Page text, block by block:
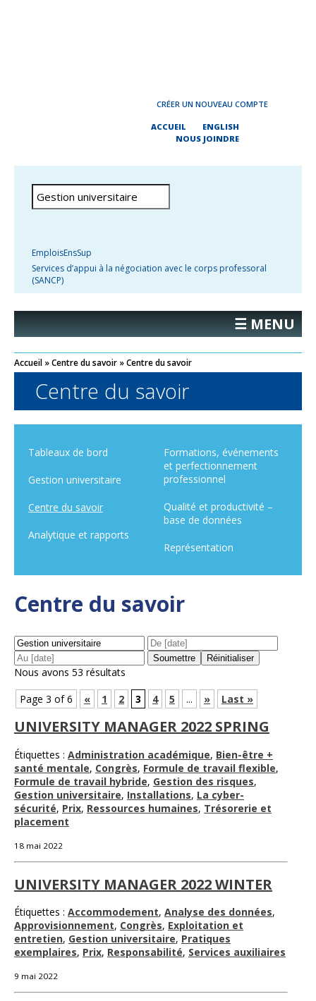
CRÉER UN NOUVEAU COMPTE
ACCUEIL
ENGLISH
NOUS JOINDRE
EmploisEnsSup
Services d’appui à la négociation avec le corps professoral
(SANCP)
☰ MENU
Accueil »Centre du savoir »Centre du savoir
Centre du savoir
Tableaux de bord
Gestion universitaire
Centre du savoir
Analytique et rapports
Formations, événements
et perfectionnement
professionnel
Qualité et productivité –
base de données
Représentation
Centre du savoir
Nous avons 53 résultats
Page 3 of 6
« 1 2 3 4 5 ... » Last »
UNIVERSITY MANAGER 2022 SPRING
Étiquettes : Administration académique, Bien-être +
santé mentale, Congrès, Formule de travail flexible,
Formule de travail hybride, Gestion des risques,
Gestion universitaire, Installations, La cyber-
sécurité, Prix, Ressources humaines, Trésorerie et
placement
18 mai 2022
UNIVERSITY MANAGER 2022 WINTER
Étiquettes : Accommodement, Analyse des données,
Approvisionnement, Congrès, Exploitation et
entretien, Gestion universitaire, Pratiques
exemplaires, Prix, Responsabilité, Services auxiliaires
9 mai 2022